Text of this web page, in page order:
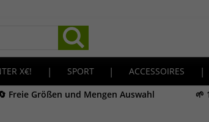
X€! | SPORT | ACCESSOIRES |
Freie Größen und Mengen Auswahl
🌱